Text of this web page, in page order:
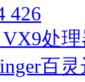
426
处
百